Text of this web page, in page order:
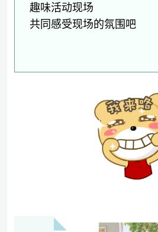
趣味活动现场
共同感受现场的氛围吧